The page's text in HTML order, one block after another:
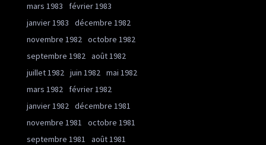
mars 1983
février 1983
janvier 1983
décembre 1982
novembre 1982 octobre 1982
septembre 1982 août 1982
juillet 1982 juin 1982 mai 1982
mars 1982
février 1982
janvier 1982 décembre 1981
novembre 1981
octobre 1981
septembre 1981
août 1981